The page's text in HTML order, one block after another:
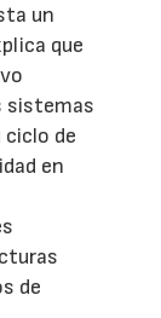
un
que
sistemas
de
en
de